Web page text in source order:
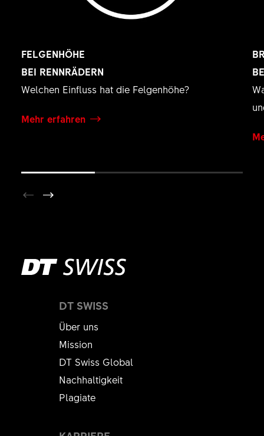
FELGENHÖHE
BEI RENNRÄDERN
Welchen Einfluss hat die Felgenhöhe?
Mehr erfahren
DT SWISS
Über uns
Mission
DT Swiss Global
Nachhaltigkeit
Plagiate